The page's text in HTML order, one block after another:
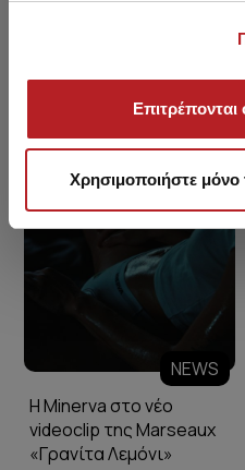
Χρησιμοποιήστε
NEWS
Η Minerva στο νέο
videoclip της Marseaux
«Γρανίτα Λεμόνι»